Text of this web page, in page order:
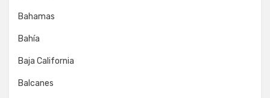
Bahamas
Bahía
Baja California
Balcanes